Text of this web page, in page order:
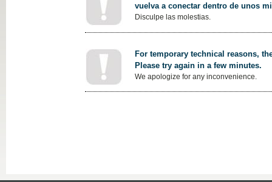
vuelva a conectar dentro de unos
Disculpe las molestias.
For temporary technical reasons,
Please try again in a few minutes.
We apologize for any inconvenience.